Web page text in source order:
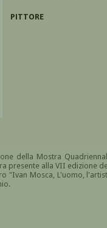
PITTORE
della Mostra
presente alla VII edizione
"Ivan Mosca, L'uomo,
.